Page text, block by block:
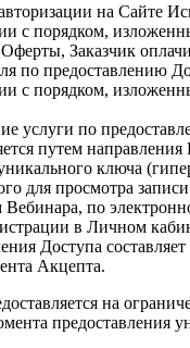
на Сайте
с порядком,
Заказчик
по предоставлению
с порядком,
услуги по
путем
ключа
для просмотра
Вебинара, по
в Личном
Доступа
Акцепта.
на
предоставления